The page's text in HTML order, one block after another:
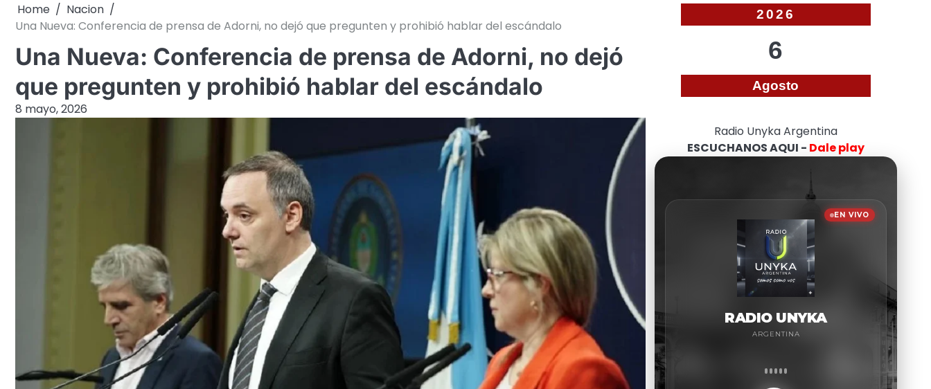
Home
Nacion
Una Nueva: Conferencia de prensa de Adorni, no dejó que pregunten y prohibió hablar del escándalo
Una Nueva: Conferencia de prensa de Adorni, no dejó
que pregunten y prohibió hablar del escándalo
8 mayo, 2026
2026
6
Agosto
Radio Unyka Argentina
ESCUCHANOS AQUI - Dale play